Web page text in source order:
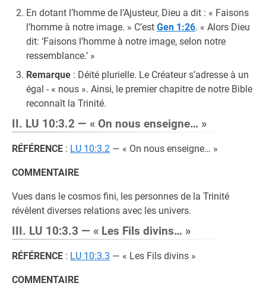
En dotant l’homme de l’Ajusteur, Dieu a dit : « Faisons
l’homme à notre image. » C’est Gen 1:26. « Alors Dieu
dit: ‘Faisons l’homme à notre image, selon notre
ressemblance.’ »
Remarque : Déité plurielle. Le Créateur s’adresse à un
égal - « nous ». Ainsi, le premier chapitre de notre Bible
reconnaît la Trinité.
II. LU 10:3.2 — « On nous enseigne… »
RÉFÉRENCE : LU 10:3.2 — « On nous enseigne… »
COMMENTAIRE
Vues dans le cosmos fini, les personnes de la Trinité
révèlent diverses relations avec les univers.
III. LU 10:3.3 — « Les Fils divins… »
RÉFÉRENCE : LU 10:3.3 — « Les Fils divins »
COMMENTAIRE